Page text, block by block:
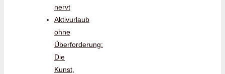
nervt
Aktivurlaub
ohne
Überforderung:
Die
Kunst,